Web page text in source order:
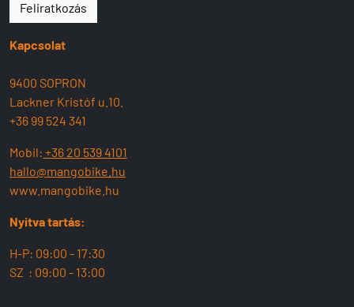
Feliratkozás
Kapcsolat
9400 SOPRON
Lackner Kristóf u.10.
+36 99 524 341
Mobil: +36 20 539 4101
hallo@mangobike.hu
www.mangobike.hu
Nyitva tartás:
H-P: 09:00 - 17:30
SZ : 09:00 - 13:00